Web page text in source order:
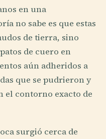
en una
no sabe es que estas
de tierra, sino
de cuero en
aún adheridos a
que se pudrieron y
el contorno exacto de
surgió cerca de